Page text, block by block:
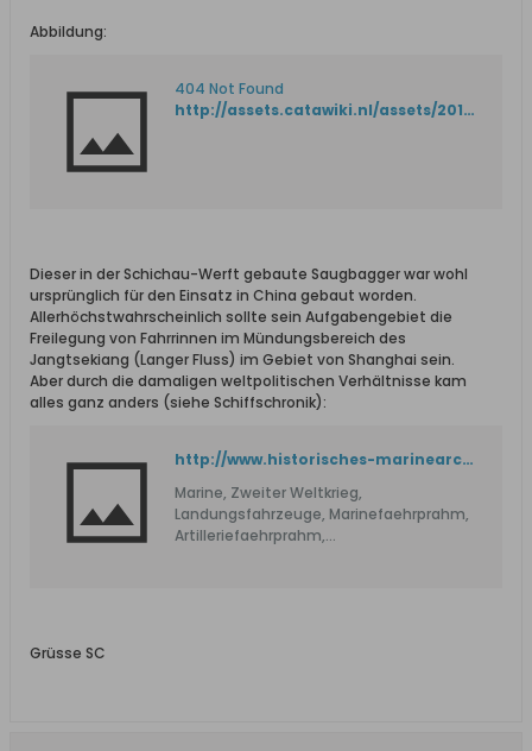
Abbildung:
404 Not Found
http://assets.catawiki.nl/assets/2013/12/12/9/9/2/99228ce0-6339-11e3-80a3-dbd816bb2f64.jpg
Dieser in der Schichau-Werft gebaute Saugbagger war wohl
ursprünglich für den Einsatz in China gebaut worden.
Allerhöchstwahrscheinlich sollte sein Aufgabengebiet die
Freilegung von Fahrrinnen im Mündungsbereich des
Jangtsekiang (Langer Fluss) im Gebiet von Shanghai sein.
Aber durch die damaligen weltpolitischen Verhältnisse kam
alles ganz anders (siehe Schiffschronik):
http://www.historisches-marinearchiv.de/projekte/luftwaffenfahrzeuge/luftwaffen_fahrzeuge_schiffe/ausgabe.php?where_value=856&kategorie=Betriebsfahrzeug
Marine, Zweiter Weltkrieg,
Landungsfahrzeuge, Marinefaehrprahm,
Artilleriefaehrprahm,
Grüsse SC